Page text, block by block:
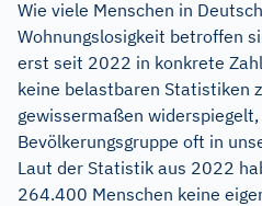
Wie viele Menschen in
Wohnungslosigkeit betroffen
erst seit 2022 in konkrete
keine belastbaren Statistiken
gewissermaßen
Bevölkerungsgruppe oft in
Laut der Statistik aus 2022
264.400 Menschen keine